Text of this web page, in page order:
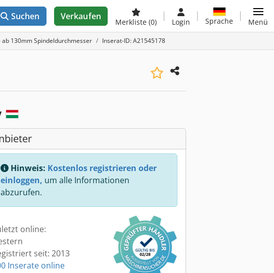
Suchen Verkaufen
Merkliste (0) Login Sprache Menü
130mm Spindeldurchmesser Inserat-ID: A21545178
Hinweis: Kostenlos registrieren oder
einloggen, um alle Informationen
abzurufen.
online:
seit: 2013
Inserate online